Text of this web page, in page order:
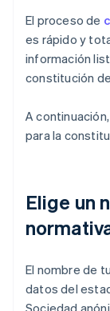
El proceso de
es rápido y
información
constitución
A
para la
Elige un
El nombre de
datos del